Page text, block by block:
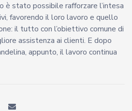
è stato possibile rafforzare l’intesa
favorendo il loro lavoro e quello
il tutto con l’obiettivo comune di
assistenza ai clienti. E dopo
appunto, il lavoro continua